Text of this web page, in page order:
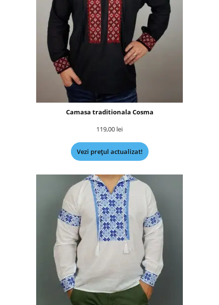
Camasa traditionala Cosma
119,00 lei
Vezi prețul actualizat!